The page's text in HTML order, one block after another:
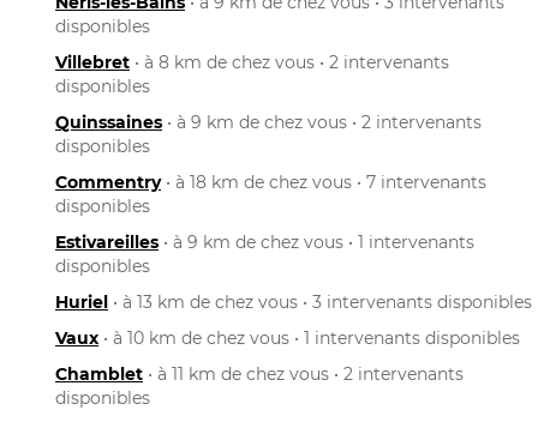
disponibles
Villebret • à 8 km de chez vous • 2 intervenants
disponibles
Quinssaines • à 9 km de chez vous • 2 intervenants
disponibles
Commentry• à 18 km de chez vous • 7 intervenants
disponibles
Estivareilles • à 9 km de chez vous • 1 intervenants
disponibles
Huriel • à 13 km de chez vous • 3 intervenants disponibles
Vaux • à 10 km de chez vous • 1 intervenants disponibles
Chamblet • à 11 km de chez vous • 2 intervenants
disponibles